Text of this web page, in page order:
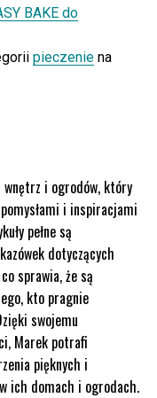
BAKE do
pieczenie na
i ogrodów, który
i inspiracjami
pełne są
dotyczących
sprawia, że są
kto pragnie
swojemu
Marek potrafi
pięknych i
ich domach i ogrodach.